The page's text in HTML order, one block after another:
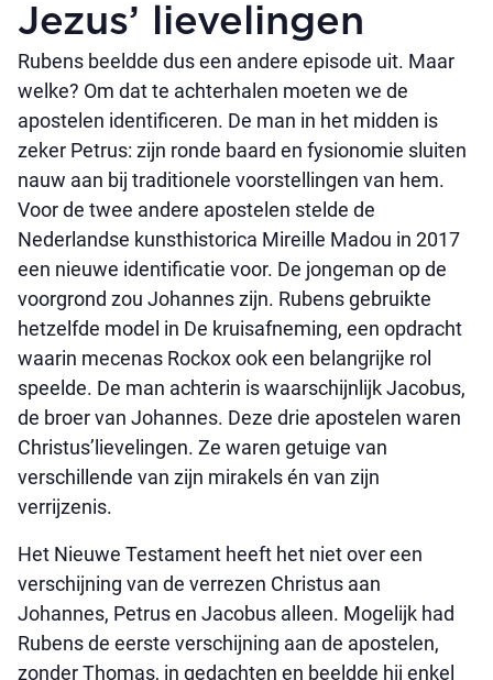
Jezus’ lievelingen
Rubens beeldde dus een andere episode uit. Maar
welke? Om dat te achterhalen moeten we de
apostelen identificeren. De man in het midden is
zeker Petrus: zijn ronde baard en fysionomie sluiten
nauw aan bij traditionele voorstellingen van hem.
Voor de twee andere apostelen stelde de
Nederlandse kunsthistorica Mireille Madou in 2017
een nieuwe identificatie voor. De jongeman op de
voorgrond zou Johannes zijn. Rubens gebruikte
hetzelfde model in De kruisafneming, een opdracht
waarin mecenas Rockox ook een belangrijke rol
speelde. De man achterin is waarschijnlijk Jacobus,
de broer van Johannes. Deze drie apostelen waren
Christus’lievelingen. Ze waren getuige van
verschillende van zijn mirakels én van zijn
verrijzenis.
Het Nieuwe Testament heeft het niet over een
verschijning van de verrezen Christus aan
Johannes, Petrus en Jacobus alleen. Mogelijk had
Rubens de eerste verschijning aan de apostelen,
zonder Thomas, in gedachten en beeldde hij enkel